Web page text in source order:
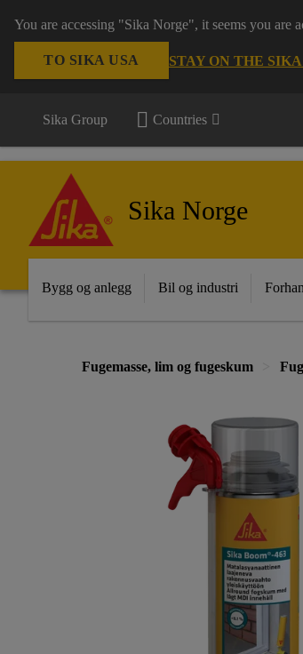
You are accessing "Sika Norge", it seems you
TO SIKA USA STAY ON THE
Sika Group Countries
Sika Norge
Bygg og anlegg Bil og industri
Fugemasse, lim og fugeskum